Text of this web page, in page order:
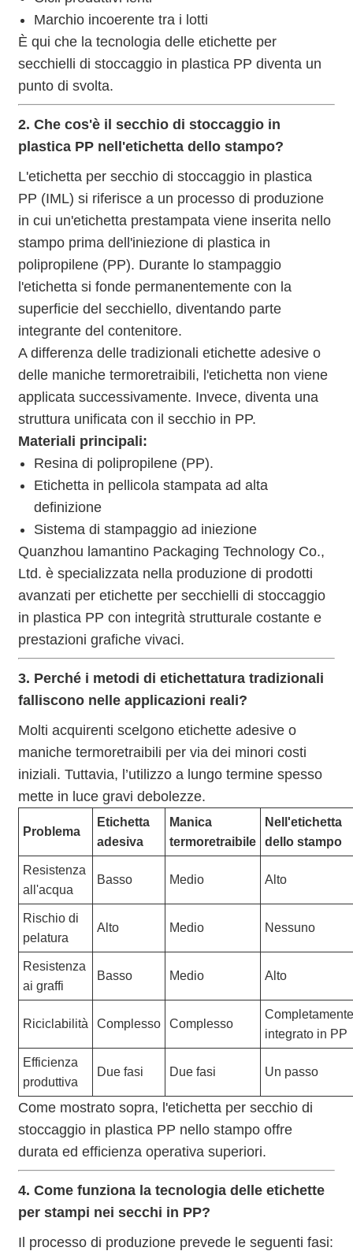
Marchio incoerente tra i lotti
È qui che la tecnologia delle etichette per
secchielli di stoccaggio in plastica PP diventa un
punto di svolta.
2. Che cos'è il secchio di stoccaggio in
plastica PP nell'etichetta dello stampo?
L'etichetta per secchio di stoccaggio in plastica
PP (IML) si riferisce a un processo di produzione
in cui un'etichetta prestampata viene inserita nello
stampo prima dell'iniezione di plastica in
polipropilene (PP). Durante lo stampaggio
l'etichetta si fonde permanentemente con la
superficie del secchiello, diventando parte
integrante del contenitore.
A differenza delle tradizionali etichette adesive o
delle maniche termoretraibili, l'etichetta non viene
applicata successivamente. Invece, diventa una
struttura unificata con il secchio in PP.
Materiali principali:
Resina di polipropilene (PP).
Etichetta in pellicola stampata ad alta
definizione
Sistema di stampaggio ad iniezione
Quanzhou lamantino Packaging Technology Co.,
Ltd. è specializzata nella produzione di prodotti
avanzati per etichette per secchielli di stoccaggio
in plastica PP con integrità strutturale costante e
prestazioni grafiche vivaci.
3. Perché i metodi di etichettatura tradizionali
falliscono nelle applicazioni reali?
Molti acquirenti scelgono etichette adesive o
maniche termoretraibili per via dei minori costi
iniziali. Tuttavia, l’utilizzo a lungo termine spesso
mette in luce gravi debolezze.
Problema
Etichetta
adesiva
Manica
termoretraibile
Nell'etichetta
dello stampo
Resistenza
all'acqua
Basso Medio Alto
Rischio di
pelatura
Alto Medio Nessuno
Resistenza
ai graffi
Basso Medio Alto
Riciclabilità Complesso Complesso
integrato in PP
Efficienza
produttiva
Due fasi Due fasi Un passo
Come mostrato sopra, l'etichetta per secchio di
stoccaggio in plastica PP nello stampo offre
durata ed efficienza operativa superiori.
4. Come funziona la tecnologia delle etichette
per stampi nei secchi in PP?
Il processo di produzione prevede le seguenti fasi: